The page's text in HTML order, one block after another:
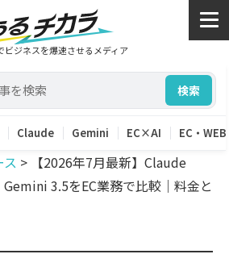
ビジネスを爆速させるメディア
検索
Claude Gemini EC×AI EC・WEB
> 【2026年7月最新】Claude
3.5をEC業務で比較｜料金と